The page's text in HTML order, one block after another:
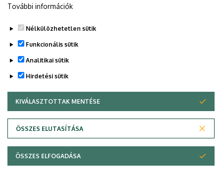
Adatvédelem
Szerzői jog © 2026 Unideb
További információk
Nélkülözhetetlen sütik
Funkcionális sütik
Analitikai sütik
Hirdetési sütik
KIVÁLASZTOTTAK MENTÉSE
ÖSSZES ELUTASÍTÁSA
WITHDRAW CONSENT
ÖSSZES ELFOGADÁSA